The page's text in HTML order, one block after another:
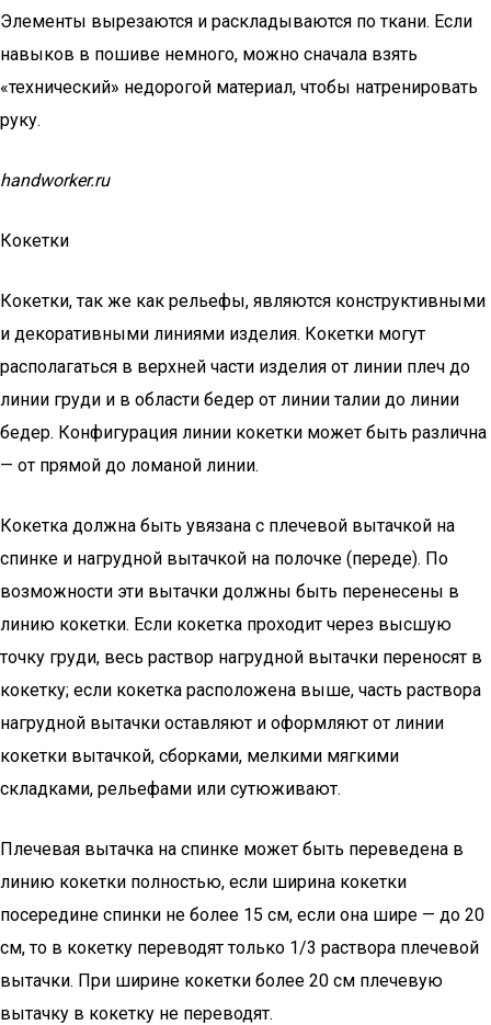
Элементы вырезаются и раскладываются по ткани. Если
навыков в пошиве немного, можно сначала взять
«технический» недорогой материал, чтобы натренировать
руку.
handworker.ru
Кокетки
Кокетки, так же как рельефы, являются конструктивными
и декоративными линиями изделия. Кокетки могут
располагаться в верхней части изделия от линии плеч до
линии груди и в области бедер от линии талии до линии
бедер. Конфигурация линии кокетки может быть различна
— от прямой до ломаной линии.
Кокетка должна быть увязана с плечевой вытачкой на
спинке и нагрудной вытачкой на полочке (переде). По
возможности эти вытачки должны быть перенесены в
линию кокетки. Если кокетка проходит через высшую
точку груди, весь раствор нагрудной вытачки переносят в
кокетку; если кокетка расположена выше, часть раствора
нагрудной вытачки оставляют и оформляют от линии
кокетки вытачкой, сборками, мелкими мягкими
складками, рельефами или сутюживают.
Плечевая вытачка на спинке может быть переведена в
линию кокетки полностью, если ширина кокетки
посередине спинки не более 15 см, если она шире — до 20
см, то в кокетку переводят только 1/3 раствора плечевой
вытачки. При ширине кокетки более 20 см плечевую
вытачку в кокетку не переводят.